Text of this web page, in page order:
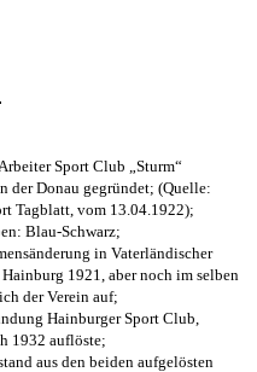
Sport Club „Sturm“
der Donau gegründet; (Quelle:
Tagblatt, vom 13.04.1922);
Blau-Schwarz;
in Vaterländischer
1921, aber noch im selben
der Verein auf;
Hainburger Sport Club,
1932 auflöste;
aus den beiden aufgelösten